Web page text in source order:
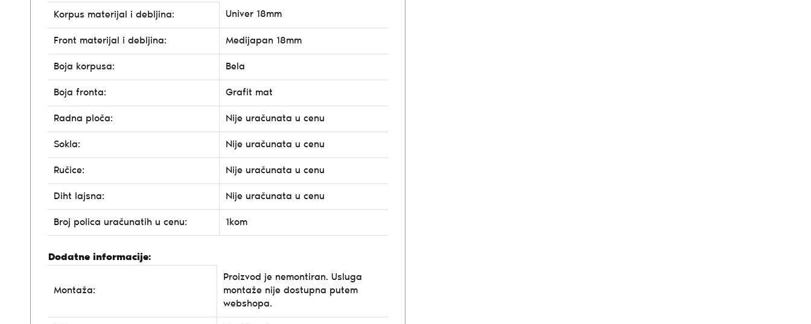
Korpus materijal i debljina:
Univer 18mm
Front materijal i debljina: Medijapan 18mm
Boja korpusa: Bela
Boja fronta: Grafit mat
Radna ploča: Nije uračunata u cenu
Sokla: Nije uračunata u cenu
Ručice: Nije uračunata u cenu
Diht lajsna: Nije uračunata u cenu
Broj polica uračunatih u cenu: 1kom
Dodatne informacije:
Montaža:
Proizvod je nemontiran. Usluga
montaže nije dostupna putem
webshopa.